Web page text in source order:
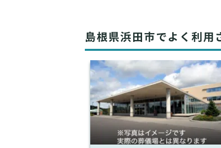
島根県浜田市でよく利用